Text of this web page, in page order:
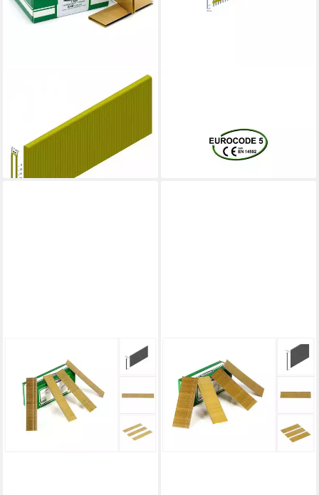
Heftklammer E40CNKHA
verzinkt geharzt
27,22 €
lieferbar - in 2-3 Werktagen bei dir
ANK40/50NKRI
ab 65,98 €
lieferbar - in 2-3 Werktagen bei dir